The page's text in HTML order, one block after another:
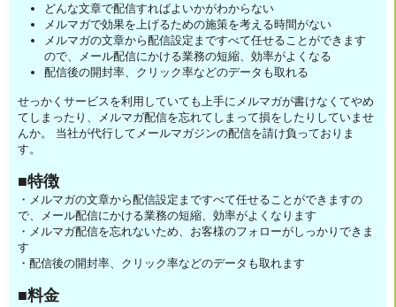
どんな文章で配信すればよいかがわからない
メルマガで効果を上げるための施策を考える時間がない
メルマガの文章から配信設定まですべて任せることができます
ので、メール配信にかける業務の短縮、効率がよくなる
配信後の開封率、クリック率などのデータも取れる
せっかくサービスを利用していても上手にメルマガが書けなくてやめ
てしまったり、メルマガ配信を忘れてしまって損をしたりしていませ
んか。 当社が代行してメールマガジンの配信を請け負っておりま
す。
■特徴
・メルマガの文章から配信設定まですべて任せることができますの
で、メール配信にかける業務の短縮、効率がよくなります
・メルマガ配信を忘れないため、お客様のフォローがしっかりできま
す
・配信後の開封率、クリック率などのデータも取れます
■料金